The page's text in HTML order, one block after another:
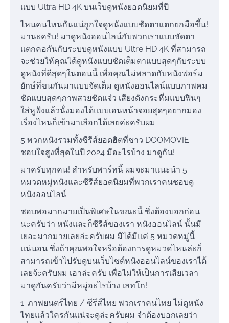
แบบ Ultra HD 4K บนเว็บดูหนังยอดนิยมที่ปี
ไหนคนไหนกันแน่ถูกใจดูหนังแบบชัดตาแตกยกมือขึ้น!
มานะครับ! มาดูหนังออนไลน์กับพวกเราแบบชัดตา
แตกคอกันกับระบบดูหนังแบบ Ultre HD 4K ที่สามารถ
จะช่วยให้คุณได้ดูหนังแบบชัดเต็มตาแบบสุดๆกับระบบ
ดูหนังที่ดีสุดๆในตอนนี้ เพื่อคุณไม่พลาดกับหนังฟอร์ม
ยักษ์ที่ขนกันมาแบบจัดเต็ม ดูหนังออนไลน์แบบภาพคม
ชัดแบบสุดๆภาพสวยชัดแจ๋ว เสียงดังกระหึ่มแบบฟินๆ
ใส่หูฟังแล้วนั่งมองได้แบบเอนหน้าจอยสุดๆอยากมอง
เรื่องไหนก็เข้ามาเลือกได้เลยค่ะครับผม
5 พวกหนังรวมทั้งซีรีส์ยอดฮิตที่ชาว DOOMOVIE
ชอบใจสูงที่สุดในปี 2024 มีอะไรบ้าง มาดูกัน!
มาครับทุกคน! สำหรับพาร์ทนี้ ผมจะมาแนะนำ 5
หมวดหมู่หนังและซีรีส์ยอดนิยมที่พวกเราคนชอบดู
หนังออนไลน์
ชอบพอมากมายเป็นพิเศษในขณะนี้ ซึ่งต้องบอกก่อน
นะครับว่า หนังและก็ซีรีส์ของเรา หนังออนไลน์ นั้นมี
เยอะมากมายเลยล่ะครับผม มิได้มีแค่ 5 หมวดหมู่นี้
แน่นอน ซึ่งถ้าคุณพอใจหรือต้องการดูหมวดไหนล่ะก็
สามารถเข้าไปรับดูบนเว็บไซต์หนังออนไลน์ของเราได้
เลยจ้ะครับผม เอาล่ะครับ เพื่อไม่ให้เป็นการเสียเวลา
มาดูกันครับว่ามีหมู่อะไรบ้าง เลทโก!
1. ภาพยนตร์ไทย / ซีรีส์ไทย พวกเราคนไทย ไม่ดูหนัง
ไทยแล้วใครกันแน่จะดูล่ะครับผม จำต้องบอกเลยว่า